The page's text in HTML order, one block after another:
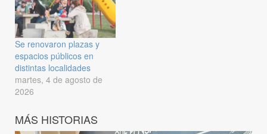
Se renovaron plazas y
espacios públicos en
distintas localidades
martes, 4 de agosto de
2026
MÁS HISTORIAS